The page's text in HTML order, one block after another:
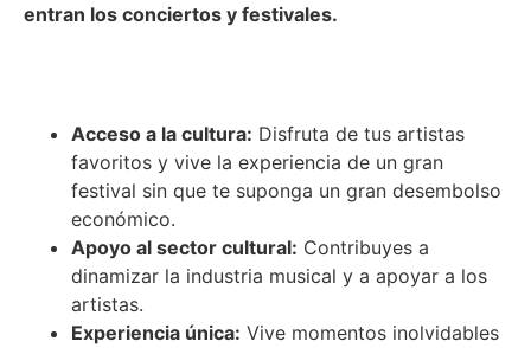
entran los conciertos y festivales.
Acceso a la cultura: Disfruta de tus artistas
favoritos y vive la experiencia de un gran
festival sin que te suponga un gran desembolso
económico.
Apoyo al sector cultural: Contribuyes a
dinamizar la industria musical y a apoyar a los
artistas.
Experiencia única: Vive momentos inolvidables